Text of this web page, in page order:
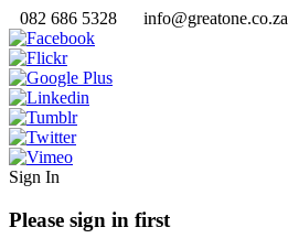
082 686 5328 info@greatone.co.za
Sign In
Please sign in first